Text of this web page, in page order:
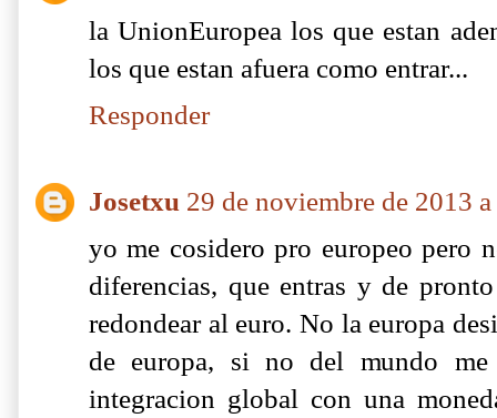
la UnionEuropea los que estan
los que estan afuera como entrar...
Responder
Josetxu 29 de noviembre de 2013
yo me cosidero pro europeo pero
diferencias, que entras y de
redondear al euro. No la europa
de europa, si no del mundo me
integracion global con una